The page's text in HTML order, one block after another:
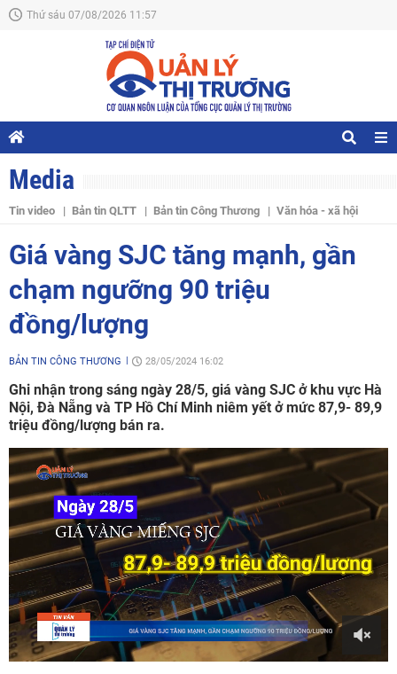
Thứ sáu 07/08/2026 11:57
Media
Tin video Bản tin QLTT Bản tin Công Thương Văn hóa - xã hội
Giá vàng SJC tăng mạnh, gần
chạm ngưỡng 90 triệu
đồng/lượng
BẢN TIN CÔNG THƯƠNG 28/05/2024 16:02
Ghi nhận trong sáng ngày 28/5, giá vàng SJC ở khu vực Hà
Nội, Đà Nẵng và TP Hồ Chí Minh niêm yết ở mức 87,9- 89,9
triệu đồng/lượng bán ra.